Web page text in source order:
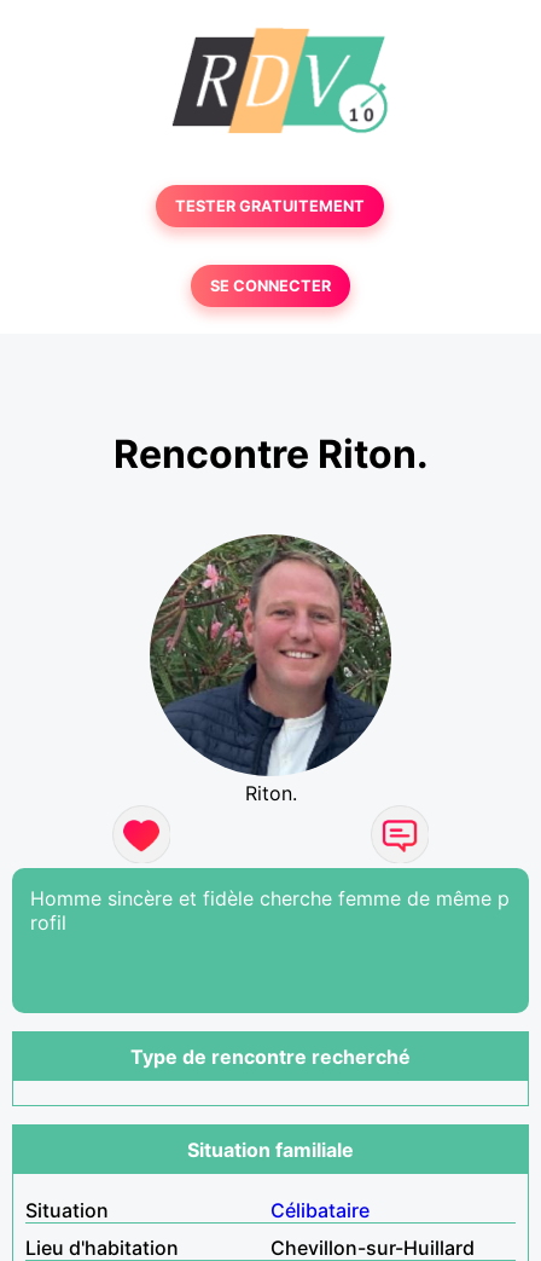
TESTER GRATUITEMENT
SE CONNECTER
Rencontre Riton.
Riton.
Homme sincère et fidèle cherche femme de même p
rofil
Type de rencontre recherché
Situation familiale
Situation
Célibataire
Lieu d'habitation
Chevillon-sur-Huillard